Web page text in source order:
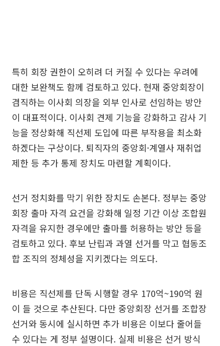
특히 회장 권한이 오히려 더 커질 수 있다는 우려에
대한 보완책도 함께 검토하고 있다. 현재 중앙회장이
겸직하는 이사회 의장을 외부 인사로 선임하는 방안
이 대표적이다. 이사회 견제 기능을 강화하고 감사 기
능을 정상화해 직선제 도입에 따른 부작용을 최소화
하겠다는 구상이다. 퇴직자의 중앙회·계열사 재취업
제한 등 추가 통제 장치도 마련할 계획이다.
선거 정치화를 막기 위한 장치도 손본다. 정부는 중앙
회장 출마 자격 요건을 강화해 일정 기간 이상 조합원
자격을 유지한 경우에만 출마를 허용하는 방안 등을
검토하고 있다. 후보 난립과 과열 선거를 막고 협동조
합 조직의 정체성을 지키겠다는 의도다.
비용은 직선제를 단독 시행할 경우 170억~190억 원
이 들 것으로 추산된다. 다만 중앙회장 선거를 조합장
선거와 동시에 실시하면 추가 비용은 이보다 줄어들
수 있다는 게 정부 설명이다. 실제 비용은 선거 방식